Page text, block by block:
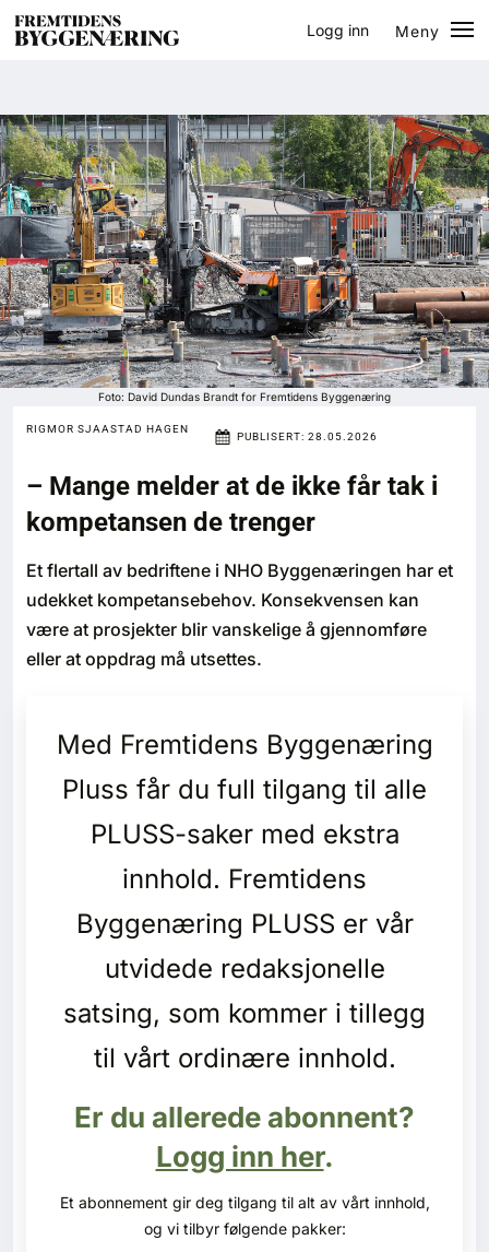
Logg inn
Meny
Eventer
Prosjekter
Bygg-guiden
Logg inn
Bygg
Bærekraft
Digitalisering
Eiendom
Tips redaksjonen
Abonnere magasin
Abonnement Pluss
Foto: David Dundas Brandt for Fremtidens Byggenæring
RIGMOR SJAASTAD HAGEN
PUBLISERT: 28.05.2026
– Mange melder at de ikke får tak i
kompetansen de trenger
Et flertall av bedriftene i NHO Byggenæringen har et
udekket kompetansebehov. Konsekvensen kan
være at prosjekter blir vanskelige å gjennomføre
eller at oppdrag må utsettes.
Med Fremtidens Byggenæring
Pluss får du full tilgang til alle
PLUSS-saker med ekstra
innhold. Fremtidens
Byggenæring PLUSS er vår
utvidede redaksjonelle
satsing, som kommer i tillegg
til vårt ordinære innhold.
Er du allerede abonnent?
Logg inn her.
Et abonnement gir deg tilgang til alt av vårt innhold,
og vi tilbyr følgende pakker: